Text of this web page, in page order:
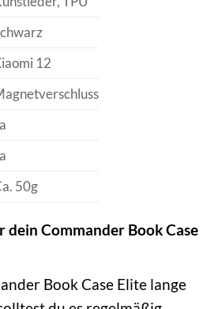
12
50g
dein Commander Book Case
Book Case Elite lange